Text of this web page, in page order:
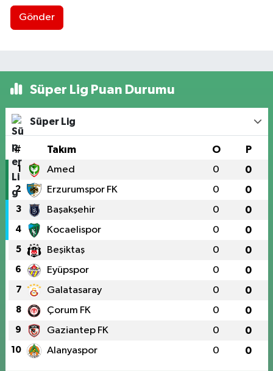
Gönder
Süper Lig Puan Durumu
Süper Lig
# Takım O P
1 Amed 0 0
2 Erzurumspor FK 0 0
3 Başakşehir 0 0
4 Kocaelispor 0 0
5 Beşiktaş 0 0
6 Eyüpspor 0 0
7 Galatasaray 0 0
8 Çorum FK 0 0
9 Gaziantep FK 0 0
10 Alanyaspor 0 0